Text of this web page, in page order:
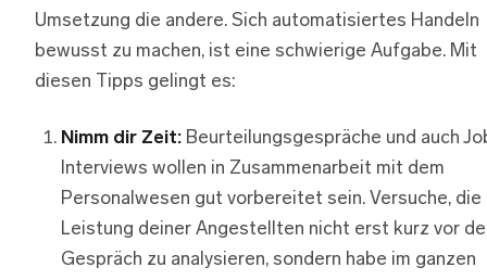
Umsetzung die andere. Sich automatisiertes Handeln
bewusst zu machen, ist eine schwierige Aufgabe. Mit
diesen Tipps gelingt es:
Nimm dir Zeit: Beurteilungsgespräche und auch
Interviews wollen in Zusammenarbeit mit dem
Personalwesen gut vorbereitet sein. Versuche, die
Leistung deiner Angestellten nicht erst kurz vor
Gespräch zu analysieren, sondern habe im ganzen